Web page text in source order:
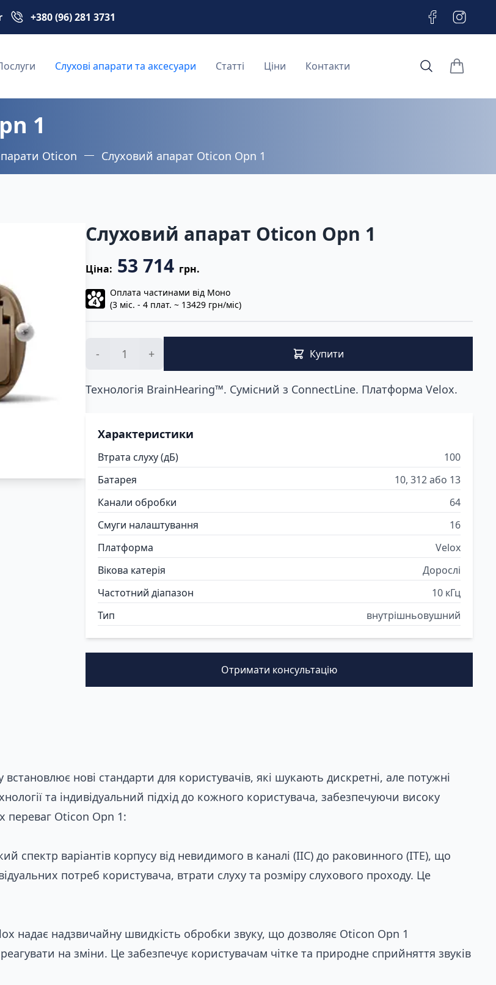
+380 (96) 281 3731
Слухові апарати та аксесуари Статті Ціни Контакти items in
1
Oticon Слуховий апарат Oticon Opn 1
Слуховий апарат Oticon Opn 1
Ціна: 53 714 грн.
4
Оплата частинами від Моно
(3 міс. - 4 плат. ~ 13429 грн/міс)
- + Купити
Технологія BrainHearing™. Сумісний з ConnectLine. Платформа Velox.
Характеристики
Втрата слуху (дБ)
100
Батарея
10, 312 або 13
Канали обробки
64
Смуги налаштування
16
Платформа
Velox
Вікова катерія
Дорослі
Частотний діапазон
10 кГц
Тип
внутрішньовушний
Отримати консультацію
нові стандарти для користувачів, які шукають дискретні, але потужні
та індивідуальний підхід до кожного користувача, забезпечуючи високу
переваг Oticon Opn 1:
спектр варіантів корпусу від невидимого в каналі (IIC) до раковинного (ITE), що
потреб користувача, втрати слуху та розміру слухового проходу. Це
надає надзвичайну швидкість обробки звуку, що дозволяє Oticon Opn 1
на зміни. Це забезпечує користувачам чітке та природне сприйняття звуків
консультацію по